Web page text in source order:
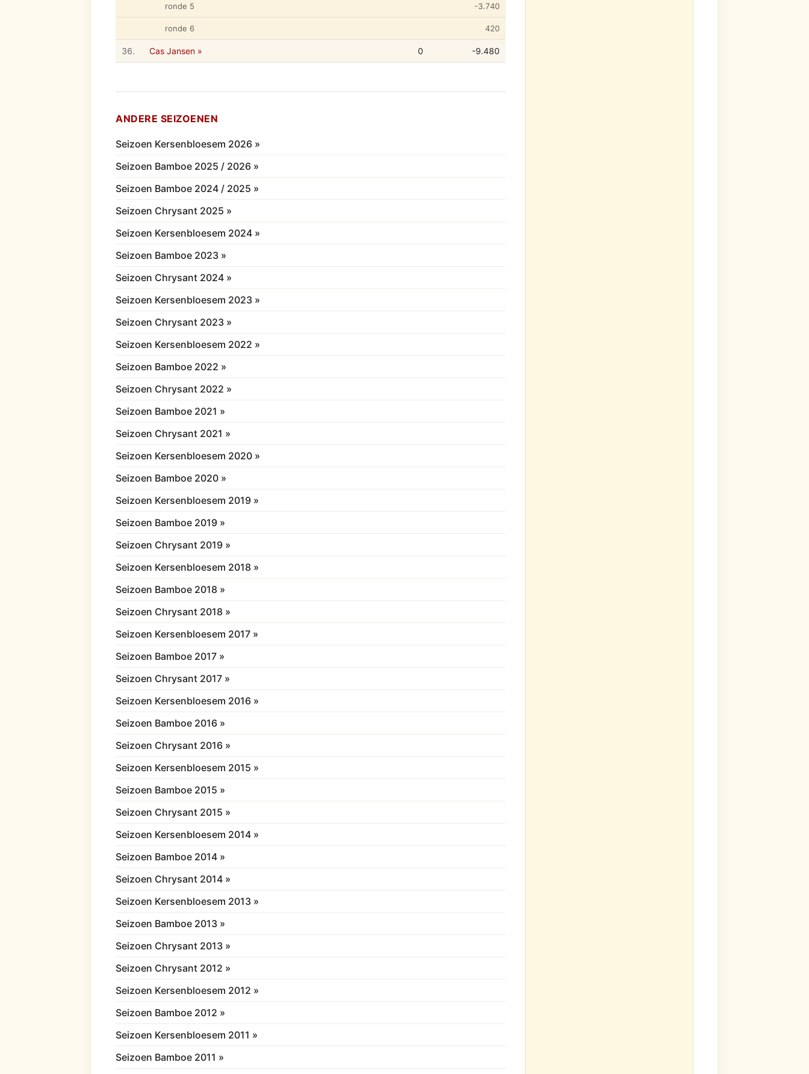
ronde 5 -3.740
ronde 6 420
36. Cas Jansen » 0 -9.480
ANDERE SEIZOENEN
Seizoen Kersenbloesem 2026 »
Seizoen Bamboe 2025 / 2026 »
Seizoen Bamboe 2024 / 2025 »
Seizoen Chrysant 2025 »
Seizoen Kersenbloesem 2024 »
Seizoen Bamboe 2023 »
Seizoen Chrysant 2024 »
Seizoen Kersenbloesem 2023 »
Seizoen Chrysant 2023 »
Seizoen Kersenbloesem 2022 »
Seizoen Bamboe 2022 »
Seizoen Chrysant 2022 »
Seizoen Bamboe 2021 »
Seizoen Chrysant 2021 »
Seizoen Kersenbloesem 2020 »
Seizoen Bamboe 2020 »
Seizoen Kersenbloesem 2019 »
Seizoen Bamboe 2019 »
Seizoen Chrysant 2019 »
Seizoen Kersenbloesem 2018 »
Seizoen Bamboe 2018 »
Seizoen Chrysant 2018 »
Seizoen Kersenbloesem 2017 »
Seizoen Bamboe 2017 »
Seizoen Chrysant 2017 »
Seizoen Kersenbloesem 2016 »
Seizoen Bamboe 2016 »
Seizoen Chrysant 2016 »
Seizoen Kersenbloesem 2015 »
Seizoen Bamboe 2015 »
Seizoen Chrysant 2015 »
Seizoen Kersenbloesem 2014 »
Seizoen Bamboe 2014 »
Seizoen Chrysant 2014 »
Seizoen Kersenbloesem 2013 »
Seizoen Bamboe 2013 »
Seizoen Chrysant 2013 »
Seizoen Chrysant 2012 »
Seizoen Kersenbloesem 2012 »
Seizoen Bamboe 2012 »
Seizoen Kersenbloesem 2011 »
Seizoen Bamboe 2011 »